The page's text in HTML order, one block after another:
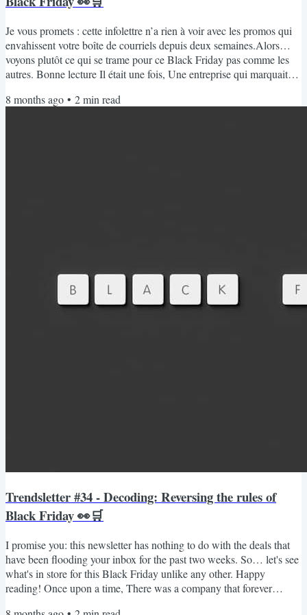
Je vous promets : cette infolettre n’a rien à voir avec les promos qui
envahissent votre boîte de courriels depuis deux semaines.Alors…
voyons plutôt ce qui se trame pour ce Black Friday pas comme les
autres. Bonne lecture Il était une fois, Une entreprise qui marquait
jamais. “Don’t Buy This Jacket.” Patagonia 2011, New York Times.
8 months ago • 2min read
Trendsletter #34 - Decoding: Reversing the rules of
Black Friday 👀🛒
I promise you: this newsletter has nothing to do with the deals that
have been flooding your inbox for the past two weeks. So… let's see
what's in store for this Black Friday unlike any other. Happy
reading! Once upon a time, There was a company that forever